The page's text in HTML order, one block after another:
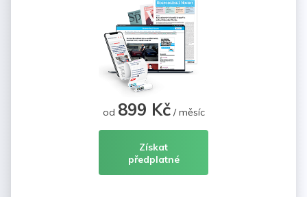
od 899 Kč/ měsíc
Získat
předplatné